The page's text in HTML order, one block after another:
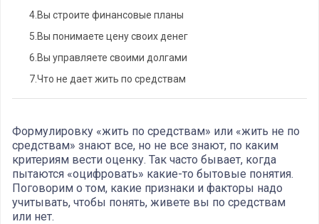
4. Вы строите финансовые планы
5. Вы понимаете цену своих денег
6. Вы управляете своими долгами
7.Что не дает жить по средствам
Формулировку «жить по средствам» или «жить не по
средствам» знают все, но не все знают, по каким
критериям вести оценку. Так часто бывает, когда
пытаются «оцифровать» какие-то бытовые понятия.
Поговорим о том, какие признаки и факторы надо
учитывать, чтобы понять, живете вы по средствам
или нет.